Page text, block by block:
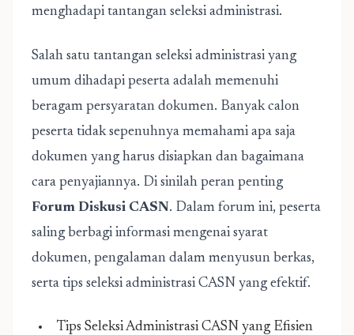
menghadapi tantangan seleksi administrasi.
Salah satu tantangan seleksi administrasi yang
umum dihadapi peserta adalah memenuhi
beragam persyaratan dokumen. Banyak calon
peserta tidak sepenuhnya memahami apa saja
dokumen yang harus disiapkan dan bagaimana
cara penyajiannya. Di sinilah peran penting
Forum Diskusi CASN. Dalam forum ini, peserta
saling berbagi informasi mengenai syarat
dokumen, pengalaman dalam menyusun berkas,
serta tips seleksi administrasi CASN yang efektif.
Tips Seleksi Administrasi CASN yang Efisien